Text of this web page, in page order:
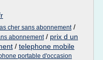
cher sans abonnement/
abonnement/ prix d un
/ telephone mobile
portable d'occasion